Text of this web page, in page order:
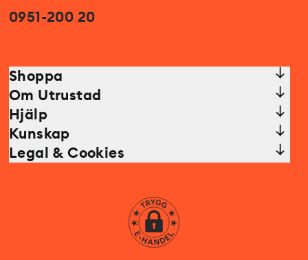
0951-200 20
Shoppa
Om Utrustad
Hjälp
Kunskap
Legal & Cookies